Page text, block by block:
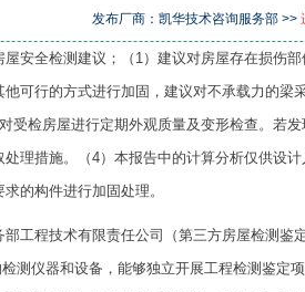
发布厂商：凯华技术咨询服务部 >>
安全检测建议；（1）建议对房屋存在损伤
可行的方式进行加固，建议对不承载力的梁
受检房屋进行定期外观质量及变形检查。若
理措施。（4）本报告中的计算分析仅供设
的构件进行加固处理。
工程技术有限责任公司（第三方房屋检测鉴
测仪器和设备，能够独立开展工程检测鉴定